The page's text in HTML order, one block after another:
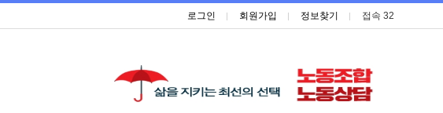
로그인 회원가입 정보찾기 접속 32